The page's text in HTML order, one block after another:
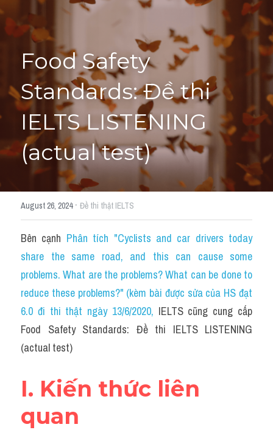
Pronunciation
Section 3
Section 4
Section 1
Social issues
Section 2
Map
Transcript
Cam
Series luyện nghe Tiếng Anh cùng IELTS T
Health and Medicine
Technology
Advice
HỌC THỬ
Food Safety
Standards: Đề thi
IELTS LISTENING
(actual test)
August 26, 2024· Đề thi thật IELTS
Bên cạnh Phân tích "Cyclists and car drivers today
share the same road, and this can cause some
problems. What are the problems? What can be done to
reduce these problems?" (kèm bài được sửa của HS đạt
6.0 đi thi thật ngày 13/6/2020, IELTS cũng cung cấp
Food Safety Standards: Đề thi IELTS LISTENING
(actual test)
I. Kiến thức liên
quan